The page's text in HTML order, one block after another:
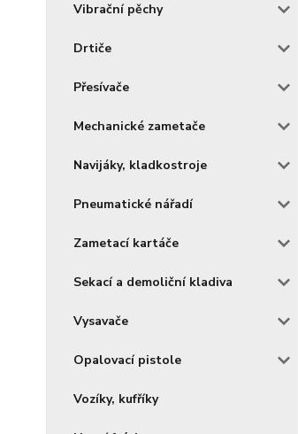
Vibrační pěchy
Drtiče
Přesívače
Mechanické zametače
Navijáky, kladkostroje
Pneumatické nářadí
Zametací kartáče
Sekací a demoliční kladiva
Vysavače
Opalovací pistole
Vozíky, kufříky